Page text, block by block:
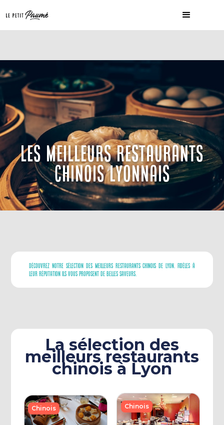
LES MEILLEURS RESTAURANTS
CHINOIS LYONNAIS
Découvrez Notre Sélection Des Meilleurs Restaurants Chinois De Lyon. Fidèles À
Leur Réputation Ils Vous Proposent De Belles Saveurs.
La sélection des
meilleurs restaurants
chinois à Lyon
Chinois Chinois